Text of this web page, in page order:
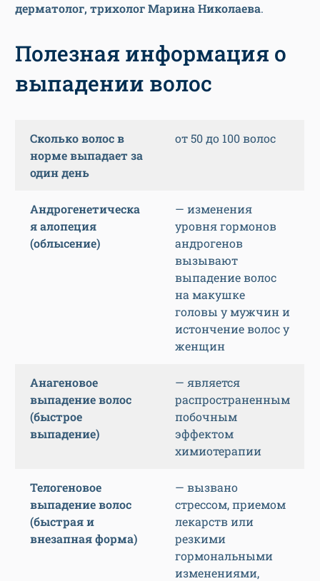
дерматолог, трихолог Марина Николаева.
Полезная информация о
выпадении волос
Сколько волос в
норме выпадает за
один день
от 50 до 100 волос
Андрогенетическа
я алопеция
(облысение)
— изменения
уровня гормонов
андрогенов
вызывают
выпадение волос
на макушке
головы у мужчин и
истончение волос у
женщин
Анагеновое
выпадение волос
(быстрое
выпадение)
— является
распространенным
побочным
эффектом
химиотерапии
Телогеновое
выпадение волос
(быстрая и
внезапная форма)
— вызвано
стрессом, приемом
лекарств или
резкими
гормональными
изменениями,